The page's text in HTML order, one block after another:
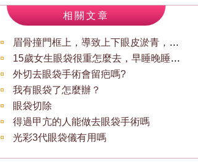
相關文章
眉骨撞門框上，導致上下眼皮淤青，看一個星
15歲女生眼袋很重怎麼去，早睡晚睡都有眼
外切去眼袋手術會留疤嗎?
我有眼袋了怎麼辦？
眼袋切除
得過甲亢的人能做去眼袋手術嗎
光彩3代眼袋儀有用嗎